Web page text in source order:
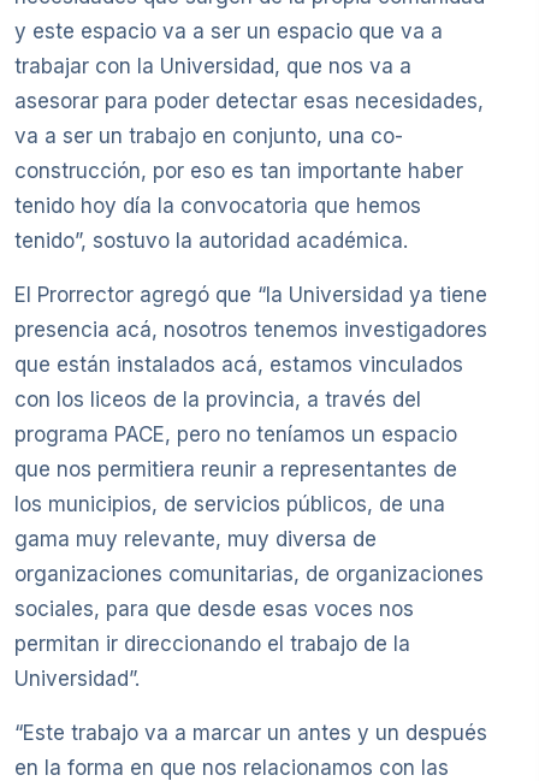
y este espacio va a ser un espacio que va a
trabajar con la Universidad, que nos va a
asesorar para poder detectar esas necesidades,
va a ser un trabajo en conjunto, una co-
construcción, por eso es tan importante haber
tenido hoy día la convocatoria que hemos
tenido”, sostuvo la autoridad académica.
El Prorrector agregó que “la Universidad ya tiene
presencia acá, nosotros tenemos investigadores
que están instalados acá, estamos vinculados
con los liceos de la provincia, a través del
programa PACE, pero no teníamos un espacio
que nos permitiera reunir a representantes de
los municipios, de servicios públicos, de una
gama muy relevante, muy diversa de
organizaciones comunitarias, de organizaciones
sociales, para que desde esas voces nos
permitan ir direccionando el trabajo de la
Universidad”.
“Este trabajo va a marcar un antes y un después
en la forma en que nos relacionamos con las